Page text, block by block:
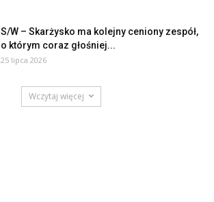
S/W – Skarżysko ma kolejny ceniony zespół,
o którym coraz głośniej...
25 lipca 2026
Wczytaj więcej